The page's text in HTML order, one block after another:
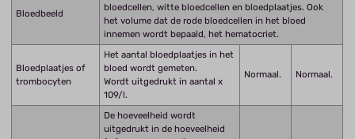
Bloedbeeld
bloedcellen, witte bloedcellen en bloedplaatjes. Ook
het volume dat de rode bloedcellen in het bloed
innemen wordt bepaald, het hematocriet.
Bloedplaatjes of
trombocyten
Het aantal bloedplaatjes in het
bloed wordt gemeten.
Wordt uitgedrukt in aantal x
109/l.
Normaal. Normaal.
De hoeveelheid wordt
uitgedrukt in de hoeveelheid